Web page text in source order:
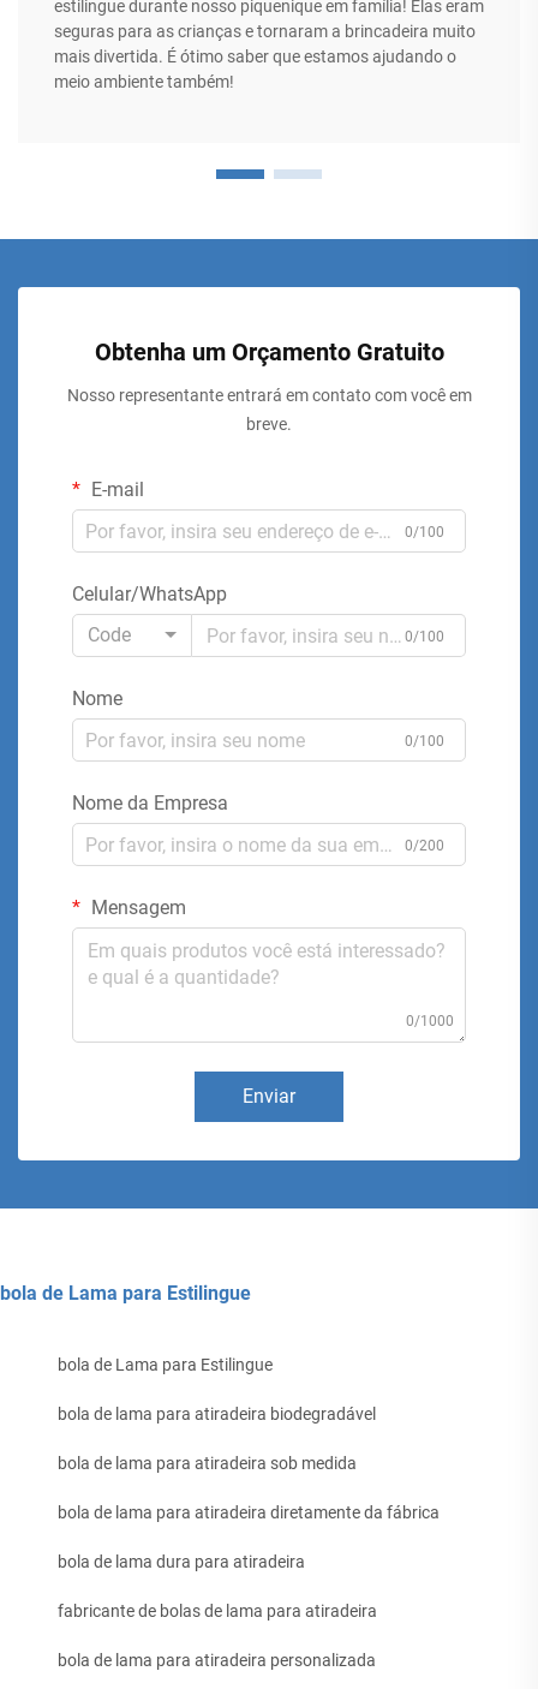
estilingue durante nosso piquenique em família! Elas eram
seguras para as crianças e tornaram a brincadeira muito
mais divertida. É ótimo saber que estamos ajudando o
meio ambiente também!
Obtenha um Orçamento Gratuito
Nosso representante entrará em contato com você em
breve.
E-mail
0/100
Celular/WhatsApp
Code
0/100
Nome
0/100
Nome da Empresa
0/200
Mensagem
0/1000
Enviar
bola de Lama para Estilingue
bola de Lama para Estilingue
bola de lama para atiradeira biodegradável
bola de lama para atiradeira sob medida
bola de lama para atiradeira diretamente da fábrica
bola de lama dura para atiradeira
fabricante de bolas de lama para atiradeira
bola de lama para atiradeira personalizada